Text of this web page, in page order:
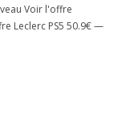
Voir l'offre
Leclerc PS5 50.9€ —